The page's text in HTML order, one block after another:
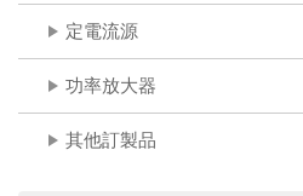
定電流源
功率放大器
其他訂製品